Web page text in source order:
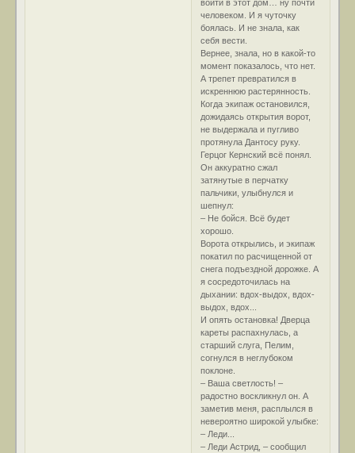
войти в этот дом… ну почти
человеком. И я чуточку
боялась. И не знала, как
себя вести.
Вернее, знала, но в какой-то
момент показалось, что нет.
А трепет превратился в
искреннюю растерянность.
Когда экипаж остановился,
дожидаясь открытия ворот,
не выдержала и пугливо
протянула Дантосу руку.
Герцог Кернский всё понял.
Он аккуратно сжал
затянутые в перчатку
пальчики, улыбнулся и
шепнул:
– Не бойся. Всё будет
хорошо.
Ворота открылись, и экипаж
покатил по расчищенной от
снега подъездной дорожке. А
я сосредоточилась на
дыхании: вдох-выдох, вдох-
выдох, вдох...
И опять остановка! Дверца
кареты распахнулась, а
старший слуга, Пелим,
согнулся в неглубоком
поклоне.
– Ваша светлость! –
радостно воскликнул он. А
заметив меня, расплылся в
невероятно широкой улыбке:
– Леди...
– Леди Астрид, – сообщил